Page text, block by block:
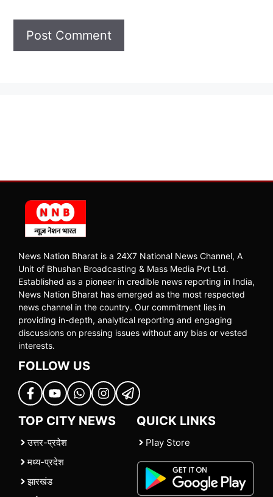
News Nation Bharat is a 24X7 National News Channel, A
Unit of Bhushan Broadcasting & Mass Media Pvt Ltd.
Established as a pioneer in credible news reporting in India,
News Nation Bharat has emerged as the most respected
news channel in the country. Our commitment lies in
providing in-depth, analytical reporting and engaging
discussions on pressing issues without any bias or vested
interests.
FOLLOW US
TOP CITY NEWS
उत्तर-प्रदेश
मध्य-प्रदेश
झारखंड
QUICK LINKS
Play Store